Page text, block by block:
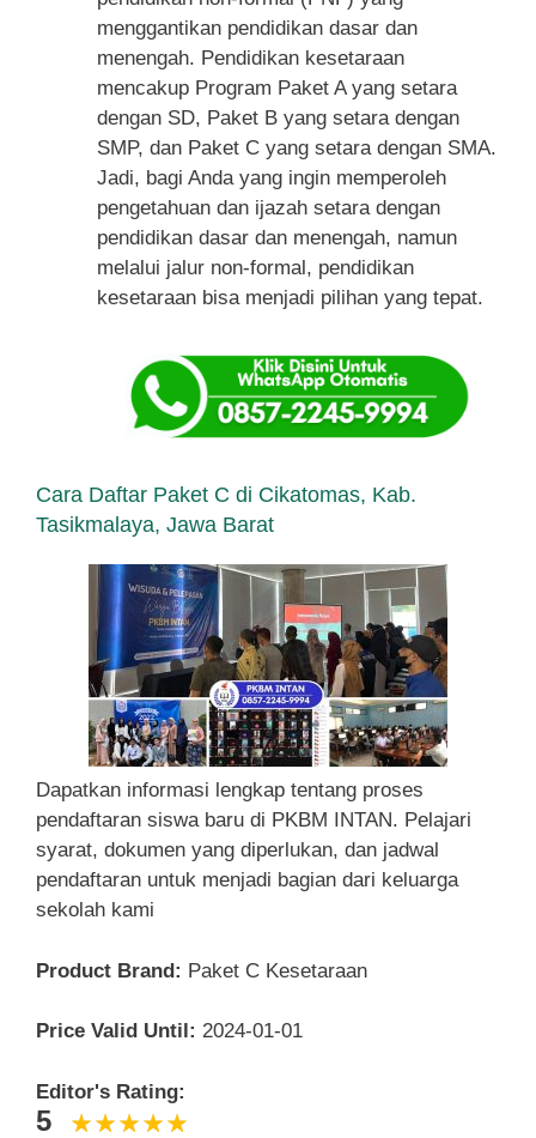
menggantikan pendidikan dasar dan
menengah. Pendidikan kesetaraan
mencakup Program Paket A yang setara
dengan SD, Paket B yang setara dengan
SMP, dan Paket C yang setara dengan SMA.
Jadi, bagi Anda yang ingin memperoleh
pengetahuan dan ijazah setara dengan
pendidikan dasar dan menengah, namun
melalui jalur non-formal, pendidikan
kesetaraan bisa menjadi pilihan yang tepat.
Cara Daftar Paket C di Cikatomas, Kab.
Tasikmalaya, Jawa Barat
Dapatkan informasi lengkap tentang proses
pendaftaran siswa baru di PKBM INTAN. Pelajari
syarat, dokumen yang diperlukan, dan jadwal
pendaftaran untuk menjadi bagian dari keluarga
sekolah kami
Product Brand: Paket C Kesetaraan
Price Valid Until: 2024-01-01
Editor's Rating:
5